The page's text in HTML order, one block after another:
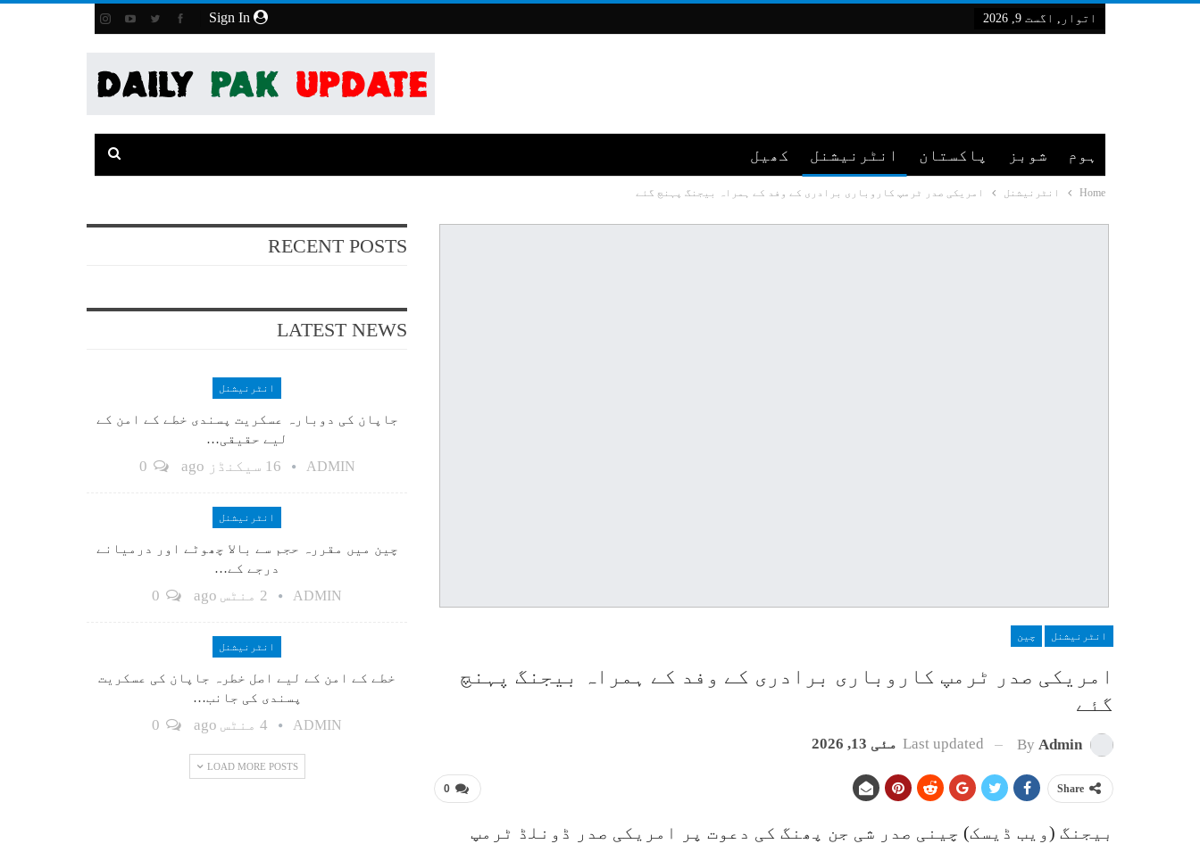
اتوار, اگست 9, 2026
ہوم شوبز پاکستان انٹرنیشنل کھیل
Home انٹرنیشنل امریکی صدر ٹرمپ کاروباری برادری کے وفد کے ہمراہ بیجنگ پہنچ گئے
انٹرنیشنل چین
امریکی صدر ٹرمپ کاروباری برادری کے وفد کے ہمراہ بیجنگ پہنچ
گئے
By Admin
Last updated مئی 13, 2026
0 Share
بیجنگ (ویب ڈیسک) چینی صدر شی جن پھنگ کی دعوت پر امریکی صدر ڈونلڈ ٹرمپ
RECENT POSTS
LATEST NEWS
انٹرنیشنل
جاپان کی دوبارہ عسکریت پسندی خطے کے امن کے
لیے حقیقی…
ADMIN 16 سیکنڈز ago
انٹرنیشنل
چین میں مقررہ حجم سے بالا چھوٹے اور درمیانے
درجے کے…
ADMIN 2 منٹس ago
انٹرنیشنل
خطے کے امن کے لیے اصل خطرہ جاپان کی عسکریت
پسندی کی جانب…
ADMIN 4 منٹس ago
LOAD MORE POSTS